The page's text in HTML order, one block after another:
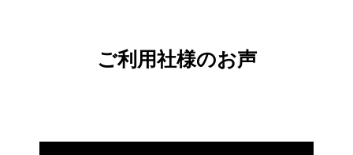
ご利用社様のお声